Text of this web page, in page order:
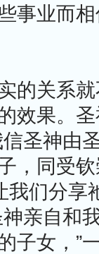
事业而相
的关系
效果。
圣神由
，同受
我们分享
亲自和
子女，”